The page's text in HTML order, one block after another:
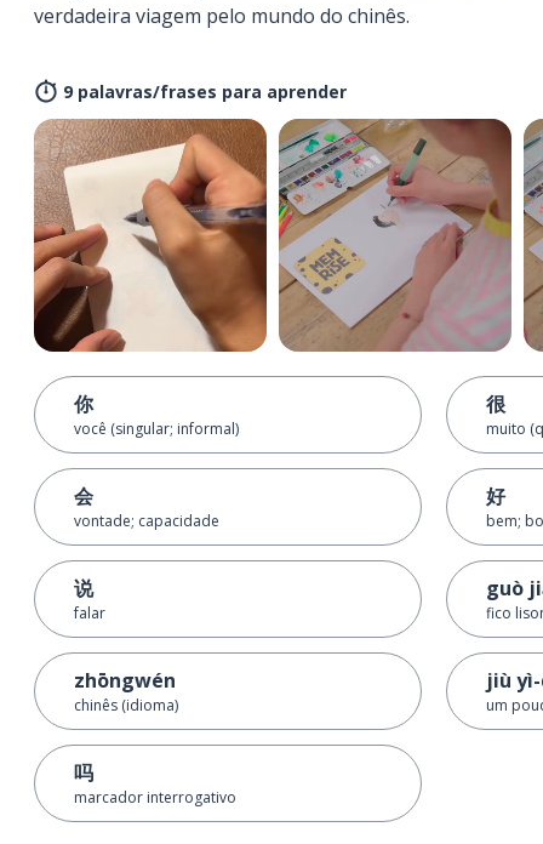
verdadeira viagem pelo mundo do chinês.
9 palavras/frases para aprender
你
você (singular; informal)
会
vontade; capacidade
说
falar
zhōngwén
chinês (idioma)
吗
marcador interrogativo
很
muito
好
bem;
guò
fico
jiù
um